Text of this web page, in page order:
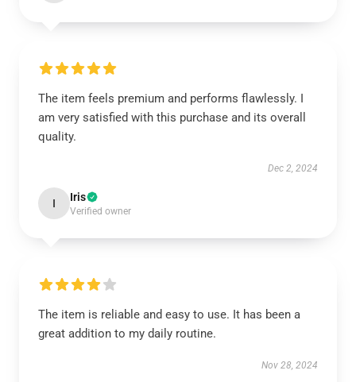
The item feels premium and performs flawlessly. I
am very satisfied with this purchase and its overall
quality.
Dec 2, 2024
I Iris
Verified owner
The item is reliable and easy to use. It has been a
great addition to my daily routine.
Nov 28, 2024